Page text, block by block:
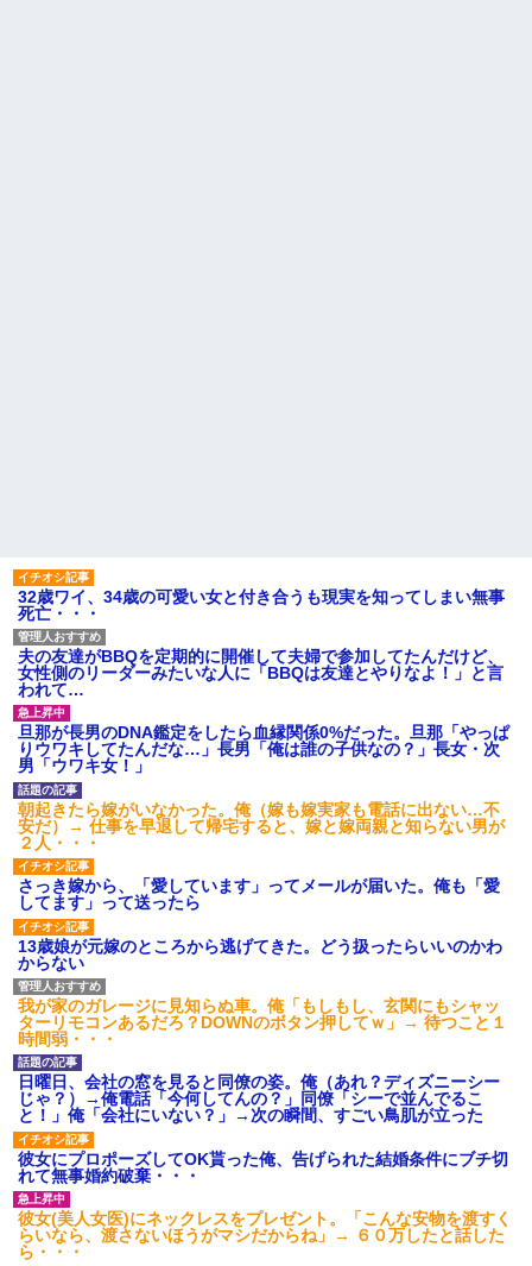
こに金庫があったから、開けて
みようとしただけ☆』義兄「泥
は出てけ！二度と来るな！」結
果・・・
私「初めて飲む味だけどなん
のお茶？」彼「ちっ！」私「」
【GIF】JSのカンチョーワロ
タ
後続車にクラクションを鳴ら
され彼氏が逆切れ。「何クラク
ション鳴らしてんだ！降りてこ
いよ！」と怒鳴りだし...
【衝撃】報酬100万円超の治験
募集がこちらｗｗｗｗｗ(※画像
あり)
【ネット騒然】惨殺されたタ
ワマン頂き女子のこの動画、す
げえええええｗｗｗｗｗｗｗｗ
ｗｗｗ
【愕然】白のクラウン俺氏、
高速道路左車線を制限速度で走
った結果wwwwwwwwwwww
百年の恋12-899 食べた量を
張り合ってくる
【悲報】佐藤輝明・・・２軍
でも盛大にやらかす←あまり悲
しませないでくれ
32歳ワイ、34歳の可愛い女と付き合うも現実を知ってしまい無事
死亡・・・
夫の友達がBBQを定期的に開催して夫婦で参加してたんだけど、
女性側のリーダーみたいな人に「BBQは友達とやりなよ！」と言
われて…
旦那が長男のDNA鑑定をしたら血縁関係0%だった。旦那「やっぱ
りウワキしてたんだな…」長男「俺は誰の子供なの？」長女・次
男「ウワキ女！」
朝起きたら嫁がいなかった。俺（嫁も嫁実家も電話に出ない…不
安だ）→ 仕事を早退して帰宅すると、嫁と嫁両親と知らない男が
２人・・・
さっき嫁から、「愛しています」ってメールが届いた。俺も「愛
してます」って送ったら
13歳娘が元嫁のところから逃げてきた。どう扱ったらいいのかわ
からない
我が家のガレージに見知らぬ車。俺「もしもし、玄関にもシャッ
ターリモコンあるだろ？DOWNのボタン押してｗ」→ 待つこと１
時間弱・・・
日曜日、会社の窓を見ると同僚の姿。俺（あれ？ディズニーシー
じゃ？）→俺電話「今何してんの？」同僚「シーで並んでるこ
と！」俺「会社にいない？」→次の瞬間、すごい鳥肌が立った
彼女にプロポーズしてOK貰った俺、告げられた結婚条件にブチ切
れて無事婚約破棄・・・
彼女(美人女医)にネックレスをプレゼント。「こんな安物を渡すく
らいなら、渡さないほうがマシだからね」→ ６０万したと話した
ら・・・